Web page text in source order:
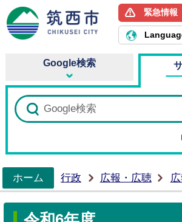
筑西
緊急情報
Google検索
ホーム
行政 広報・広聴